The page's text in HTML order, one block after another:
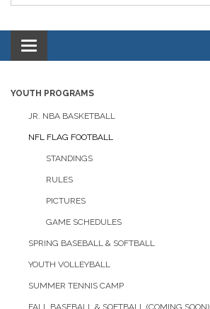
Toggle
navigation
YOUTH PROGRAMS
JR. NBA BASKETBALL
NFL FLAG FOOTBALL
STANDINGS
RULES
PICTURES
GAME SCHEDULES
SPRING BASEBALL & SOFTBALL
YOUTH VOLLEYBALL
SUMMER TENNIS CAMP
FALL BASEBALL & SOFTBALL (COMING SOON)